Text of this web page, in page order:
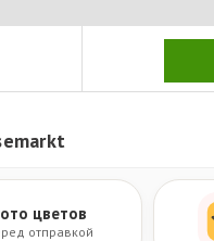
цветов
отправкой